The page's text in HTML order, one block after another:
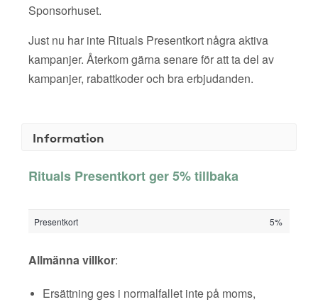
Sponsorhuset.
Just nu har inte Rituals Presentkort några aktiva
kampanjer. Återkom gärna senare för att ta del av
kampanjer, rabattkoder och bra erbjudanden.
Information
Rituals Presentkort ger 5% tillbaka
Presentkort 5%
Allmänna villkor:
Ersättning ges i normalfallet inte på moms,